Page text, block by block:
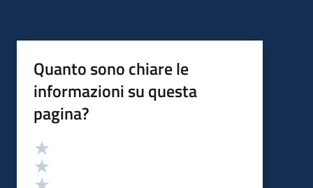
Quanto sono chiare le
informazioni su questa
pagina?
Valutazione